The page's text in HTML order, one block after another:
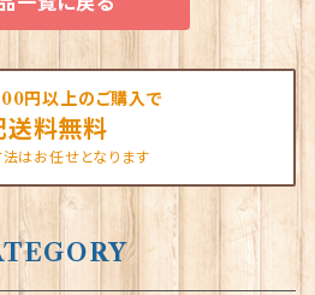
円以上のご購入で
送料無料
はお任せとなります